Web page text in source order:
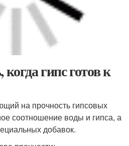
гипс готов к
на прочность гипсовых
добавок.
прочности: